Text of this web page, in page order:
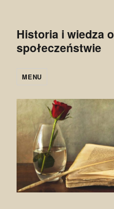
Historia i wiedza o
społeczeństwie
MENU